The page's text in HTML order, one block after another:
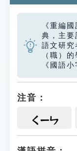
生命大百科索
遊戲專區
教學應用
貓頭鷹博士
《重編
典，主要
語文研究
（職）
《國語
注音：
ㄑㄧㄣ